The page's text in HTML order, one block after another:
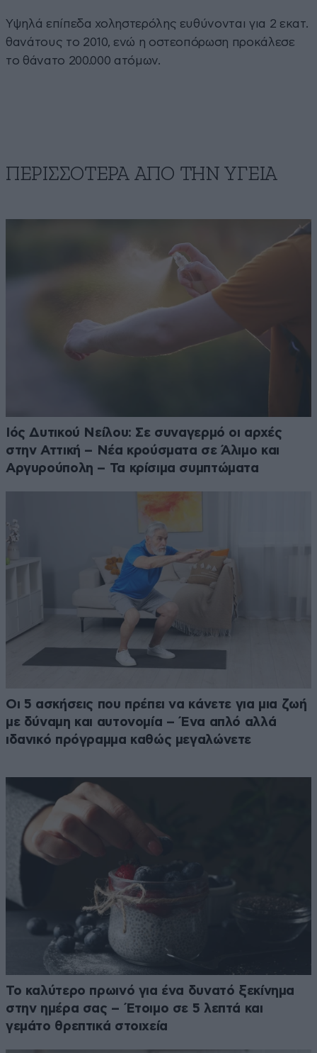
Υψηλά επίπεδα χοληστερόλης ευθύνονται για 2 εκατ.
θανάτους το 2010, ενώ η οστεοπόρωση προκάλεσε
το θάνατο 200.000 ατόμων.
ΠΕΡΙΣΣΟΤΕΡΑ ΑΠΟ ΤΗΝ ΥΓΕΙΑ
Ιός Δυτικού Νείλου: Σε συναγερμό οι αρχές
στην Αττική – Νέα κρούσματα σε Άλιμο και
Αργυρούπολη – Τα κρίσιμα συμπτώματα
Οι 5 ασκήσεις που πρέπει να κάνετε για μια ζωή
με δύναμη και αυτονομία – Ένα απλό αλλά
ιδανικό πρόγραμμα καθώς μεγαλώνετε
Το καλύτερο πρωινό για ένα δυνατό ξεκίνημα
στην ημέρα σας – Έτοιμο σε 5 λεπτά και
γεμάτο θρεπτικά στοιχεία